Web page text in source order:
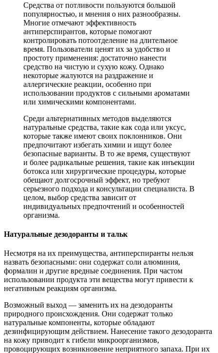
Средства от потливости пользуются большой
популярностью, и мнения о них разнообразны.
Многие отмечают эффективность
антиперспирантов, которые помогают
контролировать потоотделение на длительное
время. Пользователи ценят их за удобство и
простоту применения: достаточно нанести
средство на чистую и сухую кожу. Однако
некоторые жалуются на раздражение и
аллергические реакции, особенно при
использовании продуктов с сильными ароматами
или химическими компонентами.
Среди альтернативных методов выделяются
натуральные средства, такие как сода или уксус,
которые также имеют своих поклонников. Они
предпочитают избегать химии и ищут более
безопасные варианты. В то же время, существуют
и более радикальные решения, такие как инъекции
ботокса или хирургические процедуры, которые
обещают долгосрочный эффект, но требуют
серьезного подхода и консультации специалиста. В
целом, выбор средства зависит от
индивидуальных предпочтений и особенностей
организма.
Натуральные дезодоранты и тальк
Несмотря на их преимущества, антиперспиранты нельзя
назвать безопасными: они содержат соли алюминия,
формалин и другие вредные соединения. При частом
использовании продукта эти вещества могут привести к
негативным реакциям организма.
Возможный выход — заменить их на дезодоранты
природного происхождения. Они содержат только
натуральные компоненты, которые обладают
дезинфицирующим действием. Нанесение такого дезодоранта
на кожу приводит к гибели микроорганизмов,
провоцирующих возникновение неприятного запаха. При их